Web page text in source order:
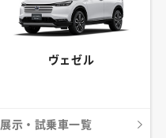
ヴェゼル
展示・試乗車一覧